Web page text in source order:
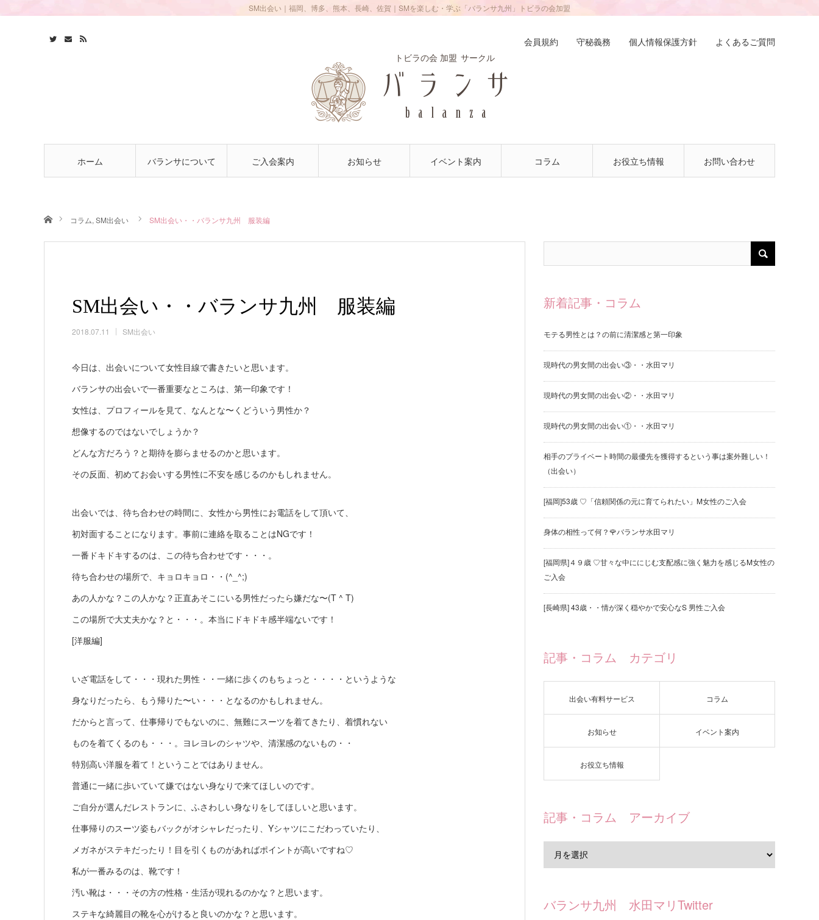
SM出会い｜福岡、博多、熊本、長崎、佐賀｜SMを楽しむ・学ぶ「バランサ九州」トビラの会加盟
トビラの会 加盟 サークル
ホーム バランサについて ご入会案内 お知らせ イベント案内 コラム お役立ち情報 お問い合わせ
会員規約 守秘義務 個人情報保護方針 よくあるご質問
ホームコラム, SM出会い SM出会い・・バランサ九州 服装編
SM出会い・・バランサ九州 服装編
2018.07.11 SM出会い
今日は、出会いについて女性目線で書きたいと思います。
バランサの出会いで一番重要なところは、第一印象です！
女性は、プロフィールを見て、なんとな〜くどういう男性か？
想像するのではないでしょうか？
どんな方だろう？と期待を膨らませるのかと思います。
その反面、初めてお会いする男性に不安を感じるのかもしれません。
出会いでは、待ち合わせの時間に、女性から男性にお電話をして頂いて、
初対面することになります。事前に連絡を取ることはNGです！
一番ドキドキするのは、この待ち合わせです・・・。
待ち合わせの場所で、キョロキョロ・・(^_^;)
あの人かな？この人かな？正直あそこにいる男性だったら嫌だな〜(T ^ T)
この場所で大丈夫かな？と・・・。本当にドキドキ感半端ないです！
[洋服編]
いざ電話をして・・・現れた男性・・一緒に歩くのもちょっと・・・・というような
身なりだったら、もう帰りた〜い・・・となるのかもしれません。
だからと言って、仕事帰りでもないのに、無難にスーツを着てきたり、着慣れない
ものを着てくるのも・・・。ヨレヨレのシャツや、清潔感のないもの・・
特別高い洋服を着て！ということではありません。
普通に一緒に歩いていて嫌ではない身なりで来てほしいのです。
ご自分が選んだレストランに、ふさわしい身なりをしてほしいと思います。
仕事帰りのスーツ姿もバックがオシャレだったり、Yシャツにこだわっていたり、
メガネがステキだったり！目を引くものがあればポイントが高いですね♡
私が一番みるのは、靴です！
汚い靴は・・・その方の性格・生活が現れるのかな？と思います。
ステキな綺麗目の靴を心がけると良いのかな？と思います。
新着記事・コラム
モテる男性とは？の前に清潔感と第一印象
現時代の男女間の出会い③・・水田マリ
現時代の男女間の出会い②・・水田マリ
現時代の男女間の出会い①・・水田マリ
相手のプライベート時間の最優先を獲得するという事は案外難しい！
（出会い）
[福岡]53歳 ♡「信頼関係の元に育てられたい」M女性のご入会
身体の相性って何？🌹バランサ水田マリ
[福岡県]４９歳 ♡甘々な中ににじむ支配感に強く魅力を感じるM女性の
ご入会
[長崎県] 43歳・・情が深く穏やかで安心なS 男性ご入会
記事・コラム カテゴリ
出会い有料サービス コラム
お知らせ イベント案内
お役立ち情報
記事・コラム アーカイブ
バランサ九州 水田マリTwitter